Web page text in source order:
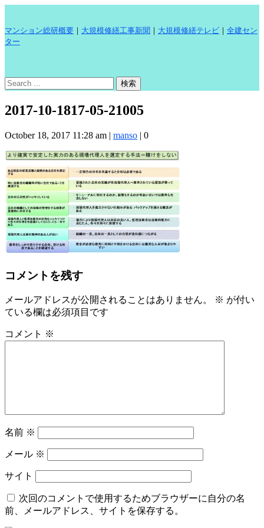
マンション総研概要 ｜ 大規模修繕工事新聞 ｜ 大規模修繕テレビ ｜ 全建セン
ター
2017-10-1817-05-21005
October 18, 2017 11:28 am | manso | 0
コメントを残す
メールアドレスが公開されることはありません。 ※ が付い
ている欄は必須項目です
コメント ※
名前 ※
メール ※
サイト
次回のコメントで使用するためブラウザーに自分の名
前、メールアドレス、サイトを保存する。